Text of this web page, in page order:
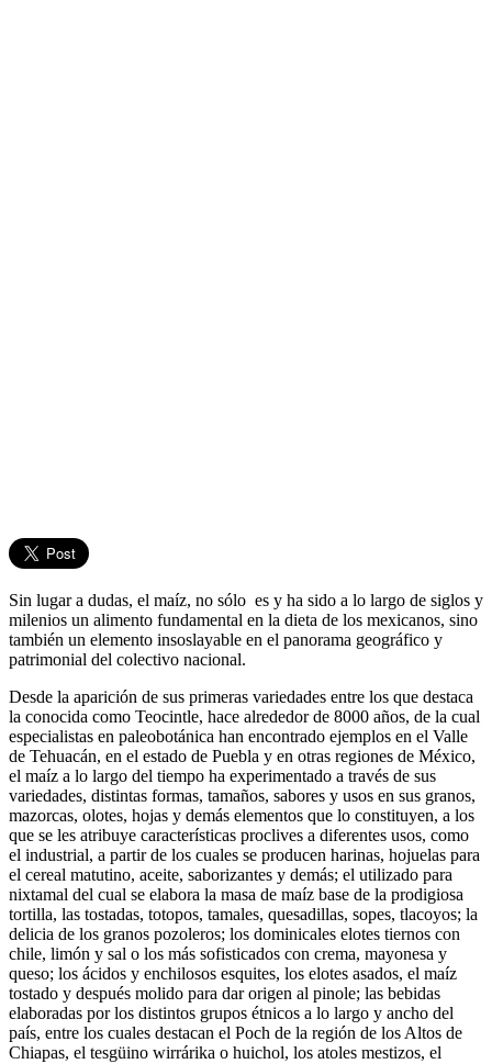
Sin lugar a dudas, el maíz, no sólo es y ha sido a lo largo de siglos y
milenios un alimento fundamental en la dieta de los mexicanos, sino
también un elemento insoslayable en el panorama geográfico y
patrimonial del colectivo nacional.
Desde la aparición de sus primeras variedades entre los que destaca
la conocida como Teocintle, hace alrededor de 8000 años, de la cual
especialistas en paleobotánica han encontrado ejemplos en el Valle
de Tehuacán, en el estado de Puebla y en otras regiones de México,
el maíz a lo largo del tiempo ha experimentado a través de sus
variedades, distintas formas, tamaños, sabores y usos en sus granos,
mazorcas, olotes, hojas y demás elementos que lo constituyen, a los
que se les atribuye características proclives a diferentes usos, como
el industrial, a partir de los cuales se producen harinas, hojuelas para
el cereal matutino, aceite, saborizantes y demás; el utilizado para
nixtamal del cual se elabora la masa de maíz base de la prodigiosa
tortilla, las tostadas, totopos, tamales, quesadillas, sopes, tlacoyos; la
delicia de los granos pozoleros; los dominicales elotes tiernos con
chile, limón y sal o los más sofisticados con crema, mayonesa y
queso; los ácidos y enchilosos esquites, los elotes asados, el maíz
tostado y después molido para dar origen al pinole; las bebidas
elaboradas por los distintos grupos étnicos a lo largo y ancho del
país, entre los cuales destacan el Poch de la región de los Altos de
Chiapas, el tesgüino wirrárika o huichol, los atoles mestizos, el